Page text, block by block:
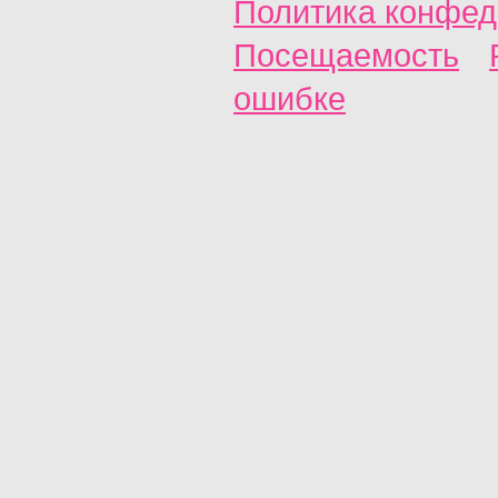
Политика
Посещаемость
ошибке